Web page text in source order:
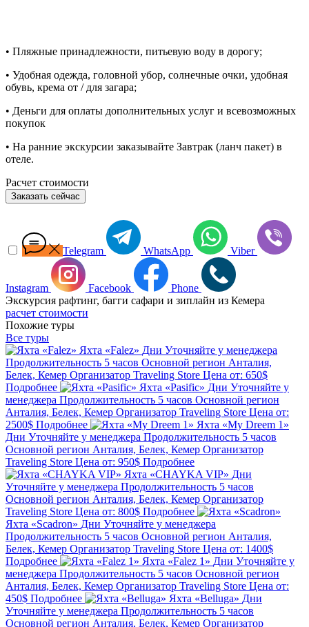
• Пляжные принадлежности, питьевую воду в дорогу;
• Удобная одежда, головной убор, солнечные очки, удобная
обувь, крема от / для загара;
• Деньги для оплаты дополнительных услуг и всевозможных
покупок
• На ранние экскурсии заказывайте Завтрак (ланч пакет) в
отеле.
Расчет стоимости
Заказать сейчас
Telegram WhatsApp Viber
Instagram Facebook
Phone
Экскурсия рафтинг, багги сафари и зиплайн из Кемера
расчет стоимости
Похожие туры
Все туры
Яхта «Falez» Дни Уточняйте у менеджера
Продолжительность 5 часов Основной регион Анталия,
Белек, Кемер Организатор Traveling Store Цена от: 650$
Подробнее
Яхта «Pasific» Дни Уточняйте у
менеджера Продолжительность 5 часов Основной регион
Анталия, Белек, Кемер Организатор Traveling Store Цена от:
2500$ Подробнее
Яхта «My Dreem 1»
Дни Уточняйте у менеджера Продолжительность 5 часов
Основной регион Анталия, Белек, Кемер Организатор
Traveling Store Цена от: 950$ Подробнее
Яхта «CHAYKA VIP» Дни
Уточняйте у менеджера Продолжительность 5 часов
Основной регион Анталия, Белек, Кемер Организатор
Traveling Store Цена от: 800$ Подробнее
Яхта «Scadron» Дни Уточняйте у менеджера
Продолжительность 5 часов Основной регион Анталия,
Белек, Кемер Организатор Traveling Store Цена от: 1400$
Подробнее
Яхта «Falez 1» Дни Уточняйте у
менеджера Продолжительность 5 часов Основной регион
Анталия, Белек, Кемер Организатор Traveling Store Цена от:
450$ Подробнее Яхта «Belluga» Дни
Уточняйте у менеджера Продолжительность 5 часов
Основной регион Анталия, Белек, Кемер Организатор